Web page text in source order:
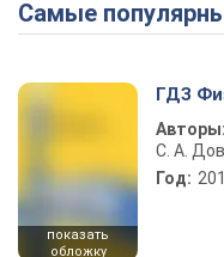
Самые
показать
обложку
ГДЗ
Авторы:
С. А.
Год: